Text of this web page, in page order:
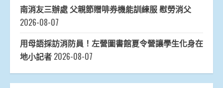
南消友三辦處 父親節贈啡券機能訓練服 慰勞消父
2026-08-07
用母語採訪消防員！左營圖書館夏令營讓學生化身在
地小記者 2026-08-07